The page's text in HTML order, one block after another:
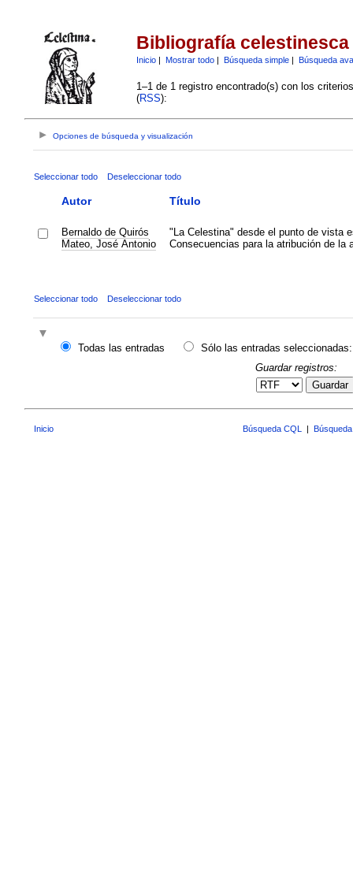
Bibliografía celestinesca
Inicio| Mostrar todo| Búsqueda simple| Búsqueda
1–1 de 1 registro encontrado(s) con los
(RSS):
Opciones de búsqueda y visualización
Seleccionar todo Deseleccionar todo
Autor Título
Bernaldo de Quirós
Mateo, José Antonio
"La Celestina" desde el punto de vista
Consecuencias para la atribución de la
Seleccionar todo Deseleccionar todo
Todas las entradas
Sólo las entradas seleccionadas:
Guardar registros:
Guardar
Inicio Búsqueda CQL